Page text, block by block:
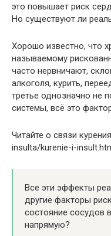
это повышает риск
Но существуют ли
Хорошо известно, что
называемому
часто нервничают,
алкоголя, курить,
третье однозначно не
системы, всё это
Читайте о связи
insulta/kurenie-i-
Все эти эффекты
другие факторы
состояние сосудов
напрямую?